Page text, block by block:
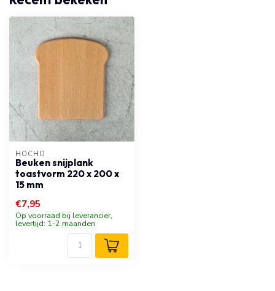
HOCHO
Beuken snijplank
toastvorm 220 x 200 x
15 mm
€7,95
Op voorraad bij leverancier,
levertijd: 1-2 maanden